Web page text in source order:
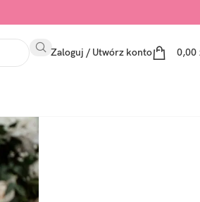
Zaloguj / Utwórz konto 0,00